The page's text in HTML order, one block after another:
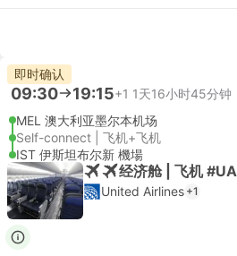
即时确认
09:30 19:15+1 1天16小时45分钟
MEL 澳大利亚墨尔本机场
Self-connect | 飞机+飞机
IST 伊斯坦布尔新 機場
经济舱 | 飞机
United Airlines +1